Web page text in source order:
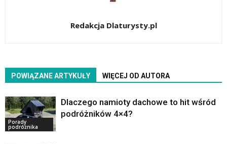
Redakcja Dlaturysty.pl
POWIĄZANE ARTYKUŁY WIĘCEJ OD AUTORA
Porady
podróżnika
Dlaczego namioty dachowe to hit wśród
podróżników 4×4?